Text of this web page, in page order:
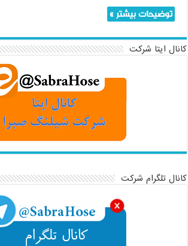
توضیحات بیشتر »
کانال ایتا شرکت
کانال تلگرام شرکت